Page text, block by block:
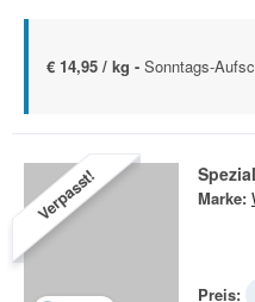
€ 14,95 / kg - Sonntags-
Verpasst! Marke:
Preis: